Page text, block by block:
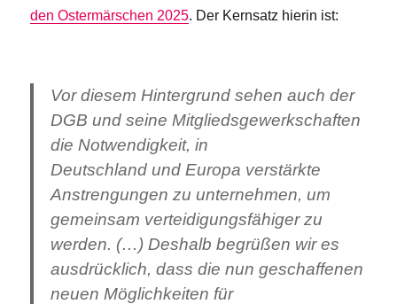
den Ostermärschen 2025. Der Kernsatz hierin ist:
Vor diesem Hintergrund sehen auch der
DGB und seine Mitgliedsgewerkschaften
die Notwendigkeit, in
Deutschland und Europa verstärkte
Anstrengungen zu unternehmen, um
gemeinsam verteidigungsfähiger zu
werden. (…) Deshalb begrüßen wir es
ausdrücklich, dass die nun geschaffenen
neuen Möglichkeiten für